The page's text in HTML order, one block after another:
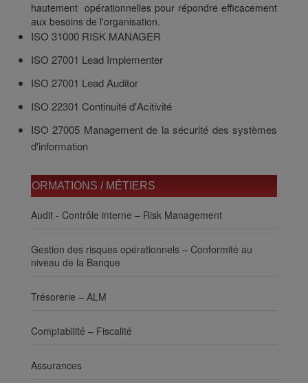
hautement opérationnelles pour répondre efficacement
aux besoins de l'organisation.
ISO 31000 RISK MANAGER
ISO 27001 Lead Implementer
ISO 27001 Lead Auditor
ISO 22301 Continuité d'Acitivité
ISO 27005 Management de la sécurité des systèmes
d'information
FORMATIONS / MÉTIERS
Audit - Contrôle interne – Risk Management
Gestion des risques opérationnels – Conformité au
niveau de la Banque
Trésorerie – ALM
Comptabilité – Fiscalité
Assurances